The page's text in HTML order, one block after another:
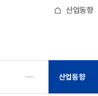
산업동향
산업동향